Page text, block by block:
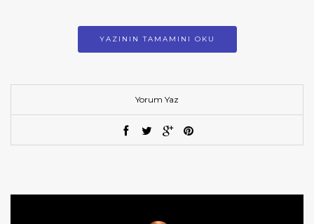
YAZININ TAMAMINI OKU
Yorum Yaz